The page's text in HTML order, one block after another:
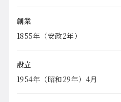
創業
1855年（安政2年）
設立
1954年（昭和29年）4月